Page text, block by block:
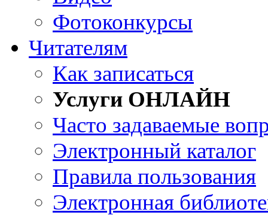
Фотоконкурсы
Читателям
Как записаться
Услуги ОНЛАЙН
Часто задаваемые
Электронный каталог
Правила пользования
Электронная